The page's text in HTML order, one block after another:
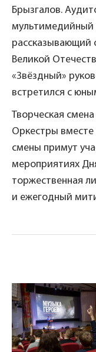
Брызгалов.
мультимедийный
рассказывающий
Великой
«Звёздный»
встретился с
Творческая
Оркестры
смены примут
мероприятиях
торжественная
и ежегодный